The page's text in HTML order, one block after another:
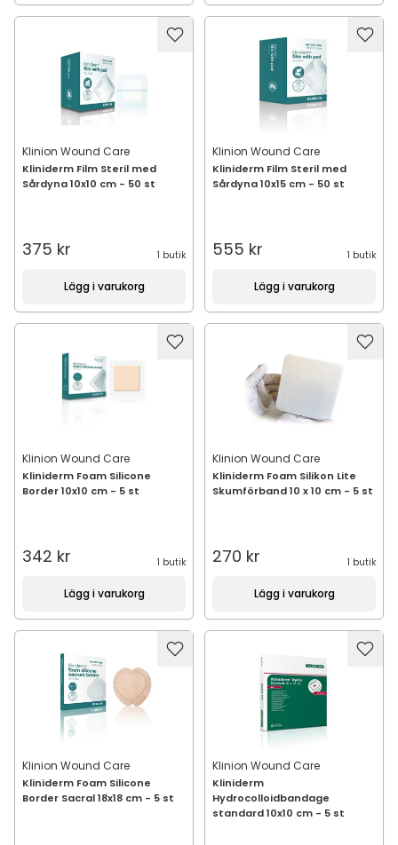
Klinion Wound Care
Kliniderm Film Steril med
Sårdyna 10x10 cm - 50 st
375 kr 1 butik
Lägg i varukorg
Klinion Wound Care
Kliniderm Film Steril med
Sårdyna 10x15 cm - 50 st
555 kr 1 butik
Lägg i varukorg
Klinion Wound Care
Kliniderm Foam Silicone
Border 10x10 cm - 5 st
342 kr 1 butik
Lägg i varukorg
Klinion Wound Care
Kliniderm Foam Silikon Lite
Skumförband 10 x 10 cm - 5 st
270 kr 1 butik
Lägg i varukorg
Klinion Wound Care
Kliniderm Foam Silicone
Border Sacral 18x18 cm - 5 st
Klinion Wound Care
Kliniderm
Hydrocolloidbandage
standard 10x10 cm - 5 st